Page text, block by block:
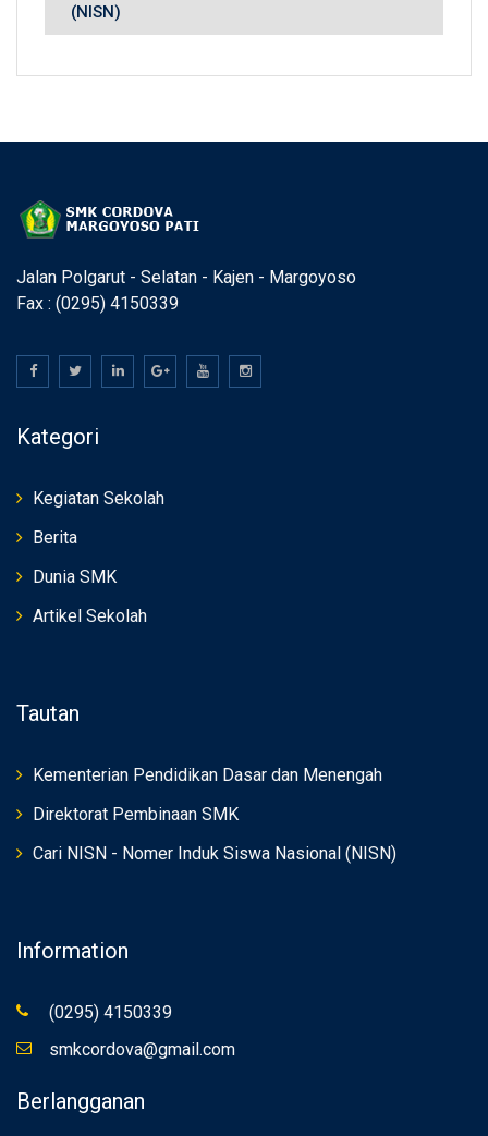
(NISN)
Jalan Polgarut - Selatan - Kajen - Margoyoso
Fax : (0295) 4150339
Kategori
Kegiatan Sekolah
Berita
Dunia SMK
Artikel Sekolah
Tautan
Kementerian Pendidikan Dasar dan Menengah
Direktorat Pembinaan SMK
Cari NISN - Nomer Induk Siswa Nasional (NISN)
Information
(0295) 4150339
smkcordova@gmail.com
Berlangganan